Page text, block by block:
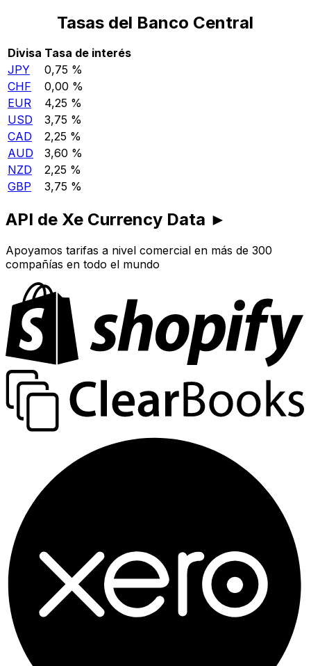
Tasas del Banco Central
Divisa Tasa de interés
JPY
0,75 %
CHF
0,00 %
EUR
4,25 %
USD
3,75 %
CAD
2,25 %
AUD
3,60 %
NZD
2,25 %
GBP
3,75 %
API de Xe Currency Data ►
Apoyamos tarifas a nivel comercial en más de 300
compañías en todo el mundo